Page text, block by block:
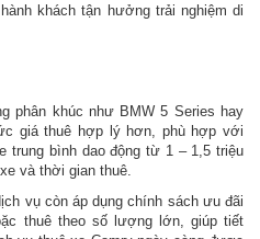
khách tận hưởng trải nghiệm di
phân khúc như BMW 5 Series hay
giá thuê hợp lý hơn, phù hợp với
trung bình dao động từ 1 – 1,5 triệu
và thời gian thuê.
vụ còn áp dụng chính sách ưu đãi
thuê theo số lượng lớn, giúp tiết